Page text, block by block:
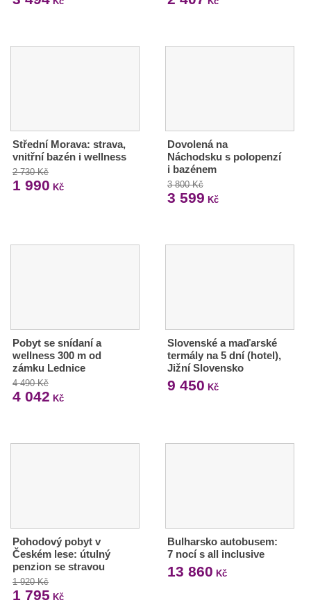
Střední Morava: strava,
vnitřní bazén i wellness
2 730 Kč
1 990 Kč
Dovolená na
Náchodsku s polopenzí
i bazénem
3 800 Kč
3 599 Kč
Pobyt se snídaní a
wellness 300 m od
zámku Lednice
4 490 Kč
4 042 Kč
Slovenské a maďarské
termály na 5 dní (hotel),
Jižní Slovensko
9 450 Kč
Pohodový pobyt v
Českém lese: útulný
penzion se stravou
1 920 Kč
1 795 Kč
Bulharsko autobusem:
7 nocí s all inclusive
13 860 Kč